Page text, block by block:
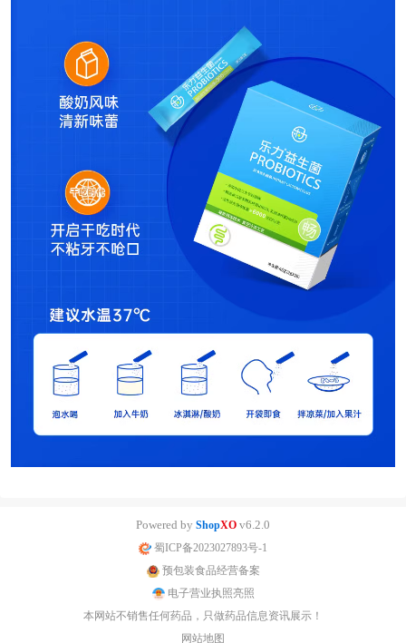
Powered by ShopXO v6.2.0
蜀ICP备2023027893号-1
预包装食品经营备案
电子营业执照亮照
本网站不销售任何药品，只做药品信息资讯展示！
网站地图